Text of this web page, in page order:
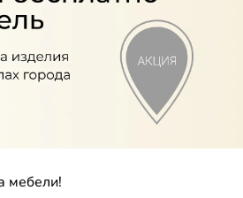
до
до
мебели!